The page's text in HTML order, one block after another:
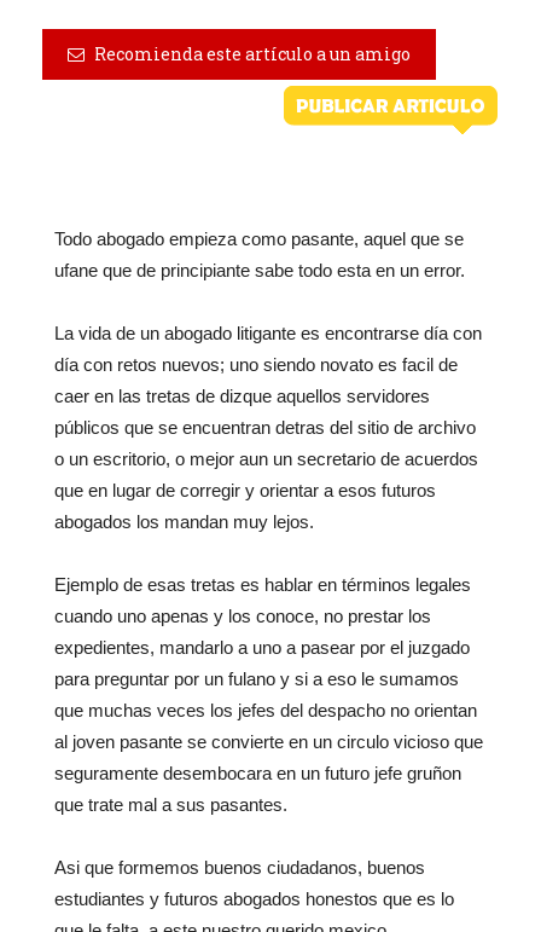
Recomienda este artículo a un amigo
Todo abogado empieza como pasante, aquel que se
ufane que de principiante sabe todo esta en un error.
La vida de un abogado litigante es encontrarse día con
día con retos nuevos; uno siendo novato es facil de
caer en las tretas de dizque aquellos servidores
públicos que se encuentran detras del sitio de archivo
o un escritorio, o mejor aun un secretario de acuerdos
que en lugar de corregir y orientar a esos futuros
abogados los mandan muy lejos.
Ejemplo de esas tretas es hablar en términos legales
cuando uno apenas y los conoce, no prestar los
expedientes, mandarlo a uno a pasear por el juzgado
para preguntar por un fulano y si a eso le sumamos
que muchas veces los jefes del despacho no orientan
al joven pasante se convierte en un circulo vicioso que
seguramente desembocara en un futuro jefe gruñon
que trate mal a sus pasantes.
Asi que formemos buenos ciudadanos, buenos
estudiantes y futuros abogados honestos que es lo